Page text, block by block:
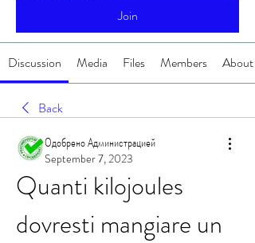
Join
Discussion Media Files Members About
Back
Одобрено Администрацией
September 7, 2023
Quanti kilojoules
dovresti mangiare un